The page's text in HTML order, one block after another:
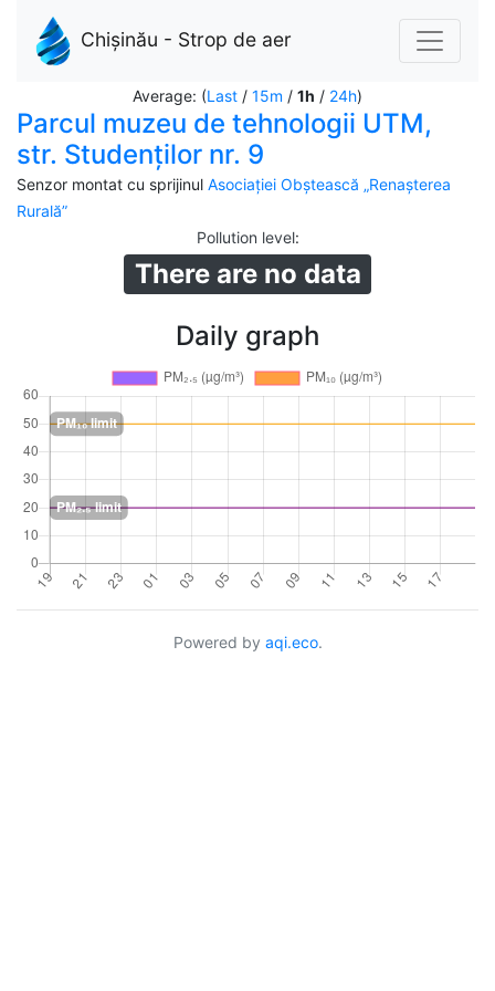
Chișinău - Strop de aer
Average: (Last / 15m / 1h / 24h)
Parcul muzeu de tehnologii UTM,
str. Studenților nr. 9
Senzor montat cu sprijinul Asociației Obștească „Renașterea
Rurală”
Pollution level:
There are no data
Daily graph
Powered by aqi.eco.